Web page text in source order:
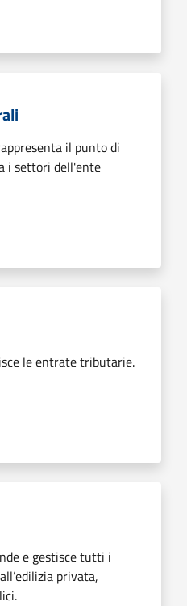
il punto di
i settori dell'ente
le entrate tributarie.
e gestisce tutti i
privata,